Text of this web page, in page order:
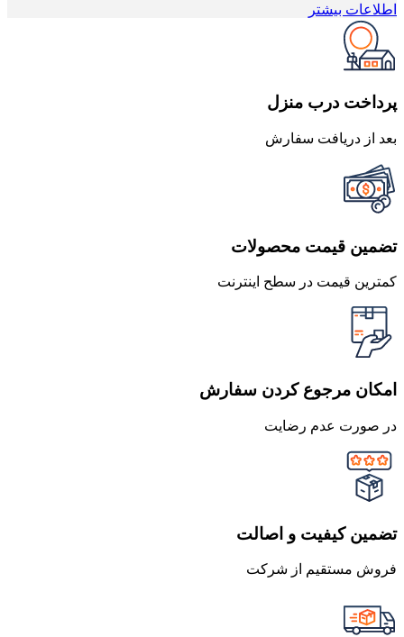
اطلاعات بیشتر
پرداخت درب منزل
بعد از دریافت سفارش
تضمین قیمت محصولات
کمترین قیمت در سطح اینترنت
امکان مرجوع کردن سفارش
در صورت عدم رضایت
تضمین کیفیت و اصالت
فروش مستقیم از شرکت